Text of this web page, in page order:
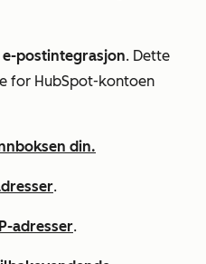
postintegrasjon. Dette
for HubSpot-kontoen
din.
.
adresser.